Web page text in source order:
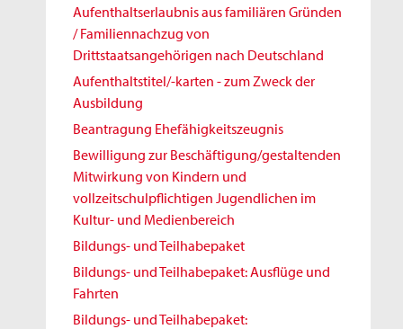
Aufenthaltserlaubnis aus familiären Gründen
/ Familiennachzug von
Drittstaatsangehörigen nach Deutschland
Aufenthaltstitel/-karten - zum Zweck der
Ausbildung
Beantragung Ehefähigkeitszeugnis
Bewilligung zur Beschäftigung/gestaltenden
Mitwirkung von Kindern und
vollzeitschulpflichtigen Jugendlichen im
Kultur- und Medienbereich
Bildungs- und Teilhabepaket
Bildungs- und Teilhabepaket: Ausflüge und
Fahrten
Bildungs- und Teilhabepaket: